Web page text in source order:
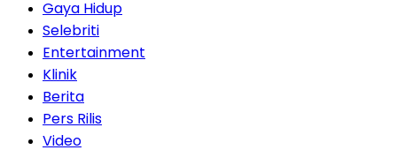
Gaya Hidup
Selebriti
Entertainment
Klinik
Berita
Pers Rilis
Video